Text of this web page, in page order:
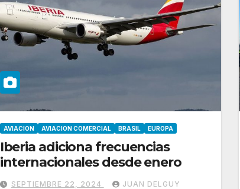
AVIACION AVIACION COMERCIAL BRASIL EUROPA
Iberia adiciona frecuencias
internacionales desde enero
SEPTIEMBRE 22, 2024 JUAN DELGUY